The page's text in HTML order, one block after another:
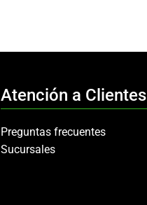
Atención a Clientes
Preguntas frecuentes
Sucursales